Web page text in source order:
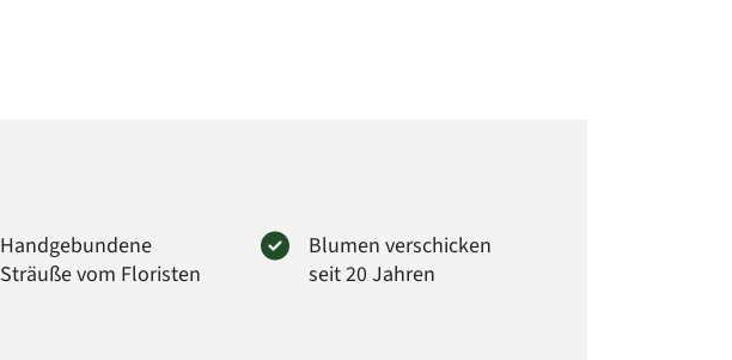
Handgebundene
Sträuße vom Floristen
Blumen verschicken
seit 20 Jahren